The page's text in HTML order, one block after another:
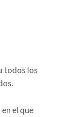
todos los
el que